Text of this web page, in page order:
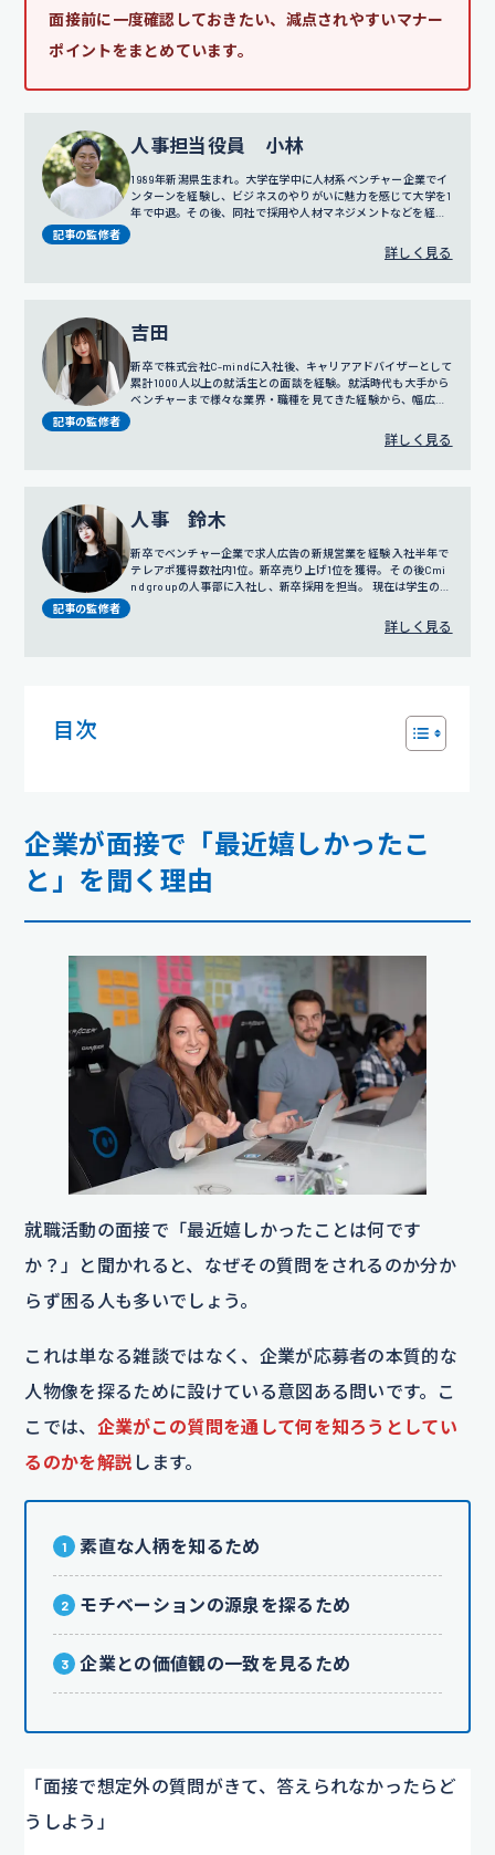
面接前に一度確認しておきたい、減点されやすいマナー
ポイントをまとめています。
記事の監修者
人事担当役員 小林
1989年新潟県生まれ。大学在学中に人材系ベンチャー企業でイ
ンターンを経験し、ビジネスのやりがいに魅力を感じて大学を1
年で中退。その後、同社で採用や人材マネジメントなどを経験
ールセンター事業の責任者を務めたのち、2016年に人事部の立
ち上げ、2018年にはリクルートスーツの無料レンタルサービス
詳しく見る
記事の監修者
吉田
新卒で株式会社C-mindに入社後、キャリアアドバイザーとして
累計1000人以上の就活生との面談を経験。就活時代も大手から
ベンチャーまで様々な業界・職種を見てきた経験から、幅広い
詳しく見る
記事の監修者
人事 鈴木
新卒でベンチャー企業で求人広告の新規営業を経験 入社半年で
テレアポ獲得数社内1位。新卒売り上げ1位を獲得。 その後Cmi
nd groupの人事部に入社し、新卒採用を担当。 現在は学生の面
詳しく見る
目次
企業が面接で「最近嬉しかったこ
と」を聞く理由
就職活動の面接で「最近嬉しかったことは何です
か？」と聞かれると、なぜその質問をされるのか分か
らず困る人も多いでしょう。
これは単なる雑談ではなく、企業が応募者の本質的な
人物像を探るために設けている意図ある問いです。こ
こでは、 企業がこの質問を通して何を知ろうとしてい
るのかを解説 します。
素直な人柄を知るため
モチベーションの源泉を探るため
企業との価値観の一致を見るため
「面接で想定外の質問がきて、答えられなかったらど
うしよう」